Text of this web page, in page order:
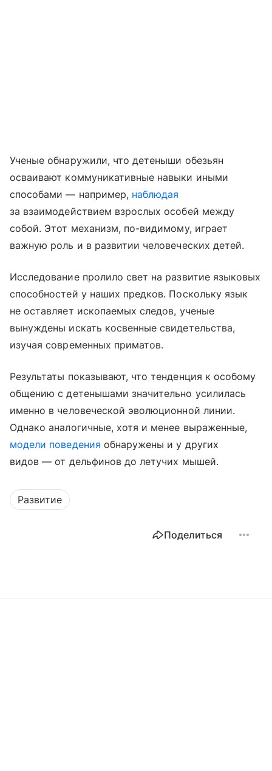
Ученые обнаружили, что детеныши обезьян
осваивают коммуникативные навыки иными
способами — например, наблюдая
за взаимодействием взрослых особей между
собой. Этот механизм, по-видимому, играет
важную роль и в развитии человеческих детей.
Исследование пролило свет на развитие языковых
способностей у наших предков. Поскольку язык
не оставляет ископаемых следов, ученые
вынуждены искать косвенные свидетельства,
изучая современных приматов.
Результаты показывают, что тенденция к особому
общению с детенышами значительно усилилась
именно в человеческой эволюционной линии.
Однако аналогичные, хотя и менее выраженные,
модели поведения обнаружены и у других
видов — от дельфинов до летучих мышей.
Развитие
Поделиться